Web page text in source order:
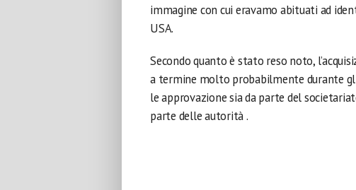
immagine con cui eravamo abituati ad
USA.
Secondo quanto è stato reso noto,
a termine molto probabilmente durante gli
le approvazione sia da parte del
parte delle autorità .